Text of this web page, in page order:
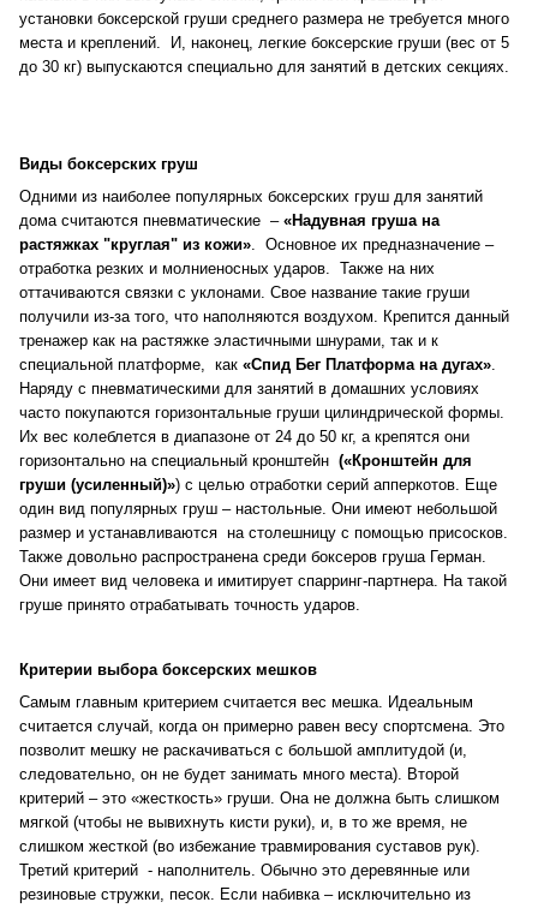
установки боксерской груши среднего размера не требуется много
места и креплений. И, наконец, легкие боксерские груши (вес от 5
до 30 кг) выпускаются специально для занятий в детских секциях.
Виды боксерских груш
Одними из наиболее популярных боксерских груш для занятий
дома считаются пневматические – «Надувная груша на
растяжках "круглая" из кожи». Основное их предназначение –
отработка резких и молниеносных ударов. Также на них
оттачиваются связки с уклонами. Свое название такие груши
получили из-за того, что наполняются воздухом. Крепится данный
тренажер как на растяжке эластичными шнурами, так и к
специальной платформе, как «Спид Бег Платформа на дугах».
Наряду с пневматическими для занятий в домашних условиях
часто покупаются горизонтальные груши цилиндрической формы.
Их вес колеблется в диапазоне от 24 до 50 кг, а крепятся они
горизонтально на специальный кронштейн («Кронштейн для
груши (усиленный)») с целью отработки серий апперкотов. Еще
один вид популярных груш – настольные. Они имеют небольшой
размер и устанавливаются на столешницу с помощью присосков.
Также довольно распространена среди боксеров груша Герман.
Они имеет вид человека и имитирует спарринг-партнера. На такой
груше принято отрабатывать точность ударов.
Критерии выбора боксерских мешков
Самым главным критерием считается вес мешка. Идеальным
считается случай, когда он примерно равен весу спортсмена. Это
позволит мешку не раскачиваться с большой амплитудой (и,
следовательно, он не будет занимать много места). Второй
критерий – это «жесткость» груши. Она не должна быть слишком
мягкой (чтобы не вывихнуть кисти руки), и, в то же время, не
слишком жесткой (во избежание травмирования суставов рук).
Третий критерий - наполнитель. Обычно это деревянные или
резиновые стружки, песок. Если набивка – исключительно из